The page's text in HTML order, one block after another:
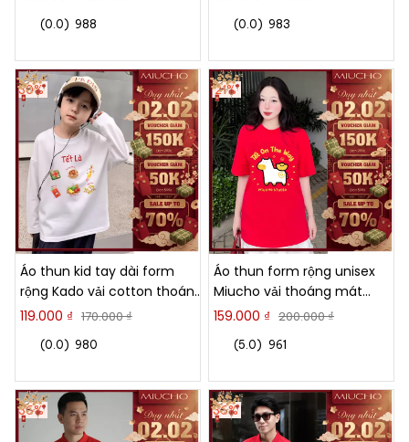
(0.0) 988 (0.0) 983
30%
Áo thun kid tay dài form
rộng Kado vải cotton thoáng
mát mềm mại Tết đến bé
119.000 ₫ 170.000 ₫
(0.0) 980
21%
Áo thun form rộng unisex
Miucho vải thoáng mát
thấm hút tốt Tết On The
159.000 ₫ 200.000 ₫
(5.0) 961
36% 36%